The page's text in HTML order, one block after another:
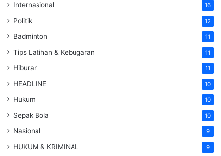
Internasional 16
Politik 12
Badminton 11
Tips Latihan & Kebugaran 11
Hiburan 11
HEADLINE 10
Hukum 10
Sepak Bola 10
Nasional 9
HUKUM & KRIMINAL 9